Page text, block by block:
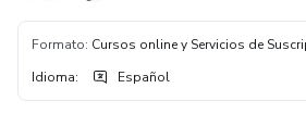
Formato: Cursos online y Servicios de
Idioma: Español